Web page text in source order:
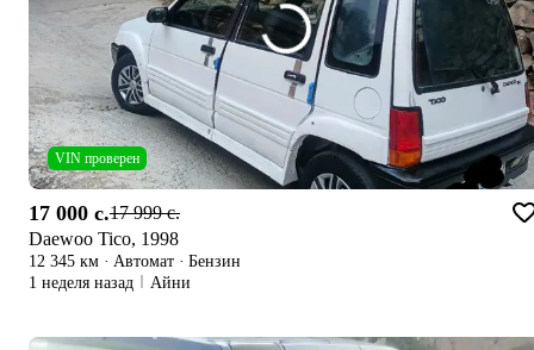
VIN проверен
17 000 c.17 999 c.
Daewoo Tico, 1998
12 345 км · Автомат · Бензин
1 неделя назад
Айни